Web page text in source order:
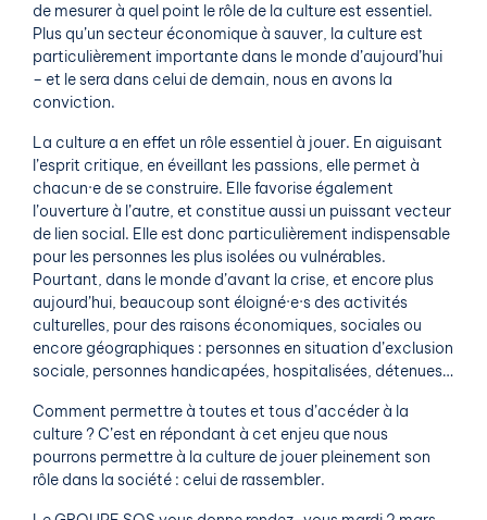
de mesurer à quel point le rôle de la culture est essentiel.
Plus qu’un secteur économique à sauver, la culture est
particulièrement importante dans le monde d’aujourd’hui
– et le sera dans celui de demain, nous en avons la
conviction.
La culture a en effet un rôle essentiel à jouer. En aiguisant
l’esprit critique, en éveillant les passions, elle permet à
chacun·e de se construire. Elle favorise également
l’ouverture à l’autre, et constitue aussi un puissant vecteur
de lien social. Elle est donc particulièrement indispensable
pour les personnes les plus isolées ou vulnérables.
Pourtant, dans le monde d’avant la crise, et encore plus
aujourd’hui, beaucoup sont éloigné·e·s des activités
culturelles, pour des raisons économiques, sociales ou
encore géographiques : personnes en situation d’exclusion
sociale, personnes handicapées, hospitalisées, détenues…
Comment permettre à toutes et tous d’accéder à la
culture ? C’est en répondant à cet enjeu que nous
pourrons permettre à la culture de jouer pleinement son
rôle dans la société : celui de rassembler.